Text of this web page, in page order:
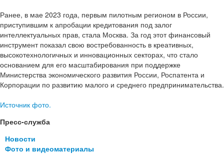
Ранее, в мае 2023 года, первым пилотным регионом в России,
приступившим к апробации кредитования под залог
интеллектуальных прав, стала Москва. За год этот финансовый
инструмент показал свою востребованность в креативных,
высокотехнологичных и инновационных секторах, что стало
основанием для его масштабирования при поддержке
Министерства экономического развития России, Роспатента и
Корпорации по развитию малого и среднего предпринимательства.
Источник фото.
Пресс-служба
Новости
Фото и видеоматериалы